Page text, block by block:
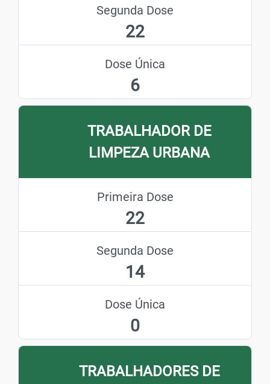
Segunda Dose
22
Dose Única
6
TRABALHADOR DE
LIMPEZA URBANA
Primeira Dose
22
Segunda Dose
14
Dose Única
0
TRABALHADORES DE